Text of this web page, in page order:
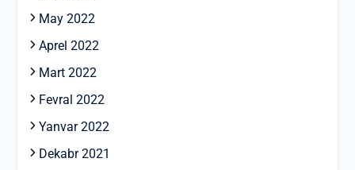
May 2022
Aprel 2022
Mart 2022
Fevral 2022
Yanvar 2022
Dekabr 2021